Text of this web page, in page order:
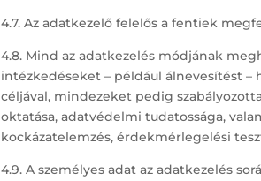
4.7. Az adatkezelő felelős a fentiek
4.8. Mind az adatkezelés módjának
intézkedéseket – például álnevesítést
céljával, mindezeket pedig
oktatása, adatvédelmi tudatossága,
kockázatelemzés, érdekmérlegelési
4.9. A személyes adat az adatkezelés